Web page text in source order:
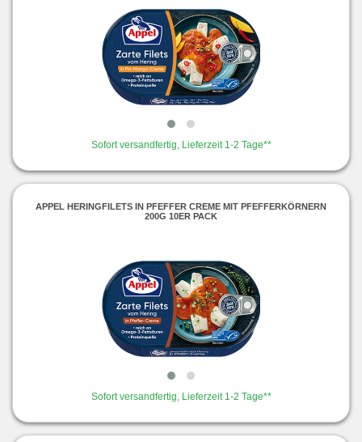
Sofort versandfertig, Lieferzeit 1-2 Tage**
APPEL HERINGFILETS IN PFEFFER CREME MIT PFEFFERKÖRNERN
200G 10ER PACK
Sofort versandfertig, Lieferzeit 1-2 Tage**